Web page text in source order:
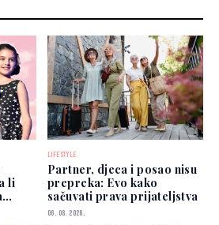
li
LIFESTYLE
Partner, djeca i posao nisu
prepreka: Evo kako
sačuvati prava prijateljstva
06. 08. 2026.